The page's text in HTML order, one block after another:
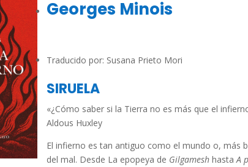
Georges Minois
Traducido por: Susana Prieto Mori
SIRUELA
«¿Cómo saber si la Tierra no es más que el
Aldous Huxley
El infierno es tan antiguo como el mundo o, más
del mal. Desde La epopeya de Gilgamesh hastaA